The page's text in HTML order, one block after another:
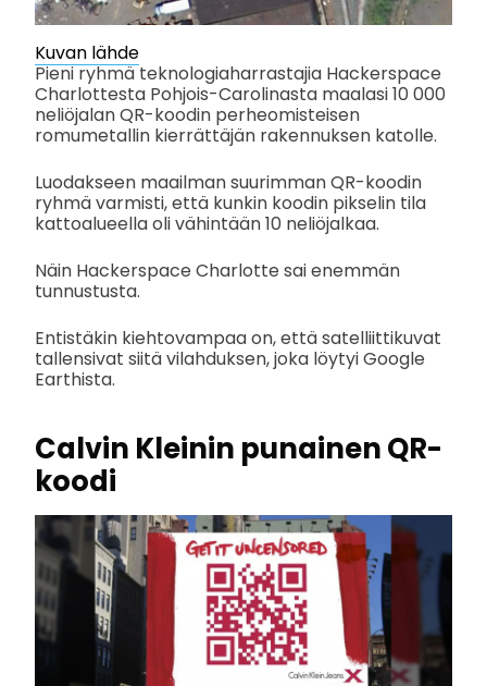
Kuvan lähde
Pieni ryhmä teknologiaharrastajia Hackerspace
Charlottesta Pohjois-Carolinasta maalasi 10 000
neliöjalan QR-koodin perheomisteisen
romumetallin kierrättäjän rakennuksen katolle.
Luodakseen maailman suurimman QR-koodin
ryhmä varmisti, että kunkin koodin pikselin tila
kattoalueella oli vähintään 10 neliöjalkaa.
Näin Hackerspace Charlotte sai enemmän
tunnustusta.
Entistäkin kiehtovampaa on, että satelliittikuvat
tallensivat siitä vilahduksen, joka löytyi Google
Earthista.
Calvin Kleinin punainen QR-
koodi